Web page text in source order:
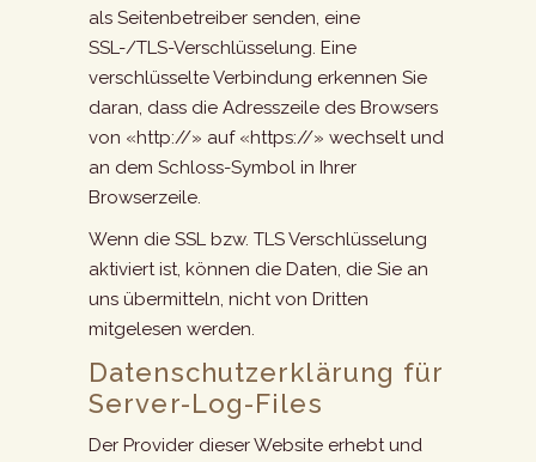
als Seitenbetreiber senden, eine
SSL-/TLS-Verschlüsselung. Eine
verschlüsselte Verbindung erkennen Sie
daran, dass die Adresszeile des Browsers
von «http://» auf «https://» wechselt und
an dem Schloss-Symbol in Ihrer
Browserzeile.
Wenn die SSL bzw. TLS Verschlüsselung
aktiviert ist, können die Daten, die Sie an
uns übermitteln, nicht von Dritten
mitgelesen werden.
Datenschutzerklärung für
Server-Log-Files
Der Provider dieser Website erhebt und